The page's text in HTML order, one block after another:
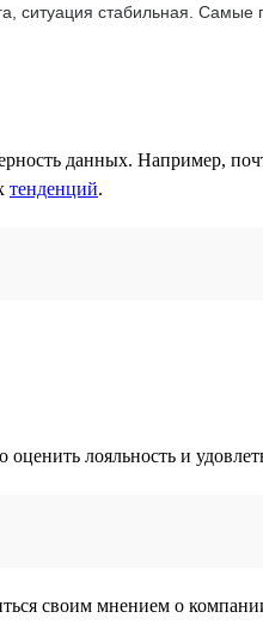
ситуация стабильная.
данных. Например,
тенденций.
лояльность и
своим мнением о